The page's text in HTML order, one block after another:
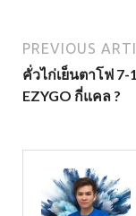
PREVIOUS
คั่วไก่เย็นตาโฟ 7-
EZYGO กี่แคล ?